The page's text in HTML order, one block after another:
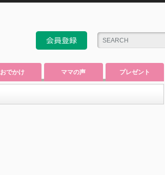
おでかけ ママの声 プレゼント